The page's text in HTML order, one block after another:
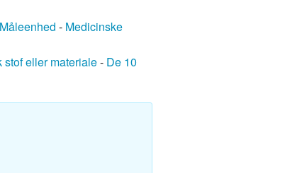
Måleenhed - Medicinske
stof eller materiale- De 10